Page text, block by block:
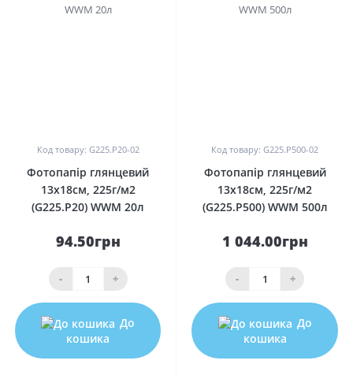
Код товару: G225.P20-02
Фотопапір глянцевий
13х18см, 225г/м2
(G225.P20) WWM 20л
94.50грн
- +
До
кошика
Код товару: G225.P500-02
Фотопапір глянцевий
13х18см, 225г/м2
(G225.P500) WWM 500л
1 044.00грн
- +
До
кошика